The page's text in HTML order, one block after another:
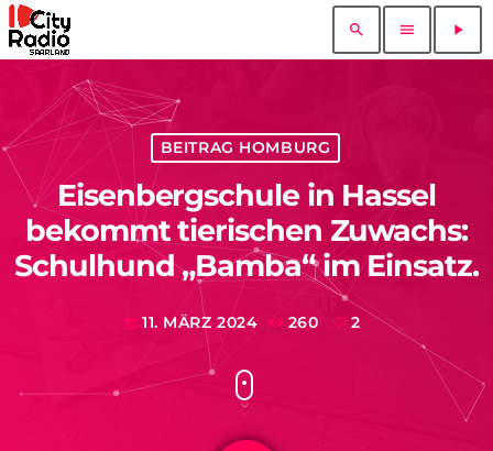
search menu play_arrow
BEITRAG HOMBURG
Eisenbergschule in Hassel
bekommt tierischen Zuwachs:
Schulhund „Bamba“ im Einsatz.
today 11. MÄRZ 2024 260 2